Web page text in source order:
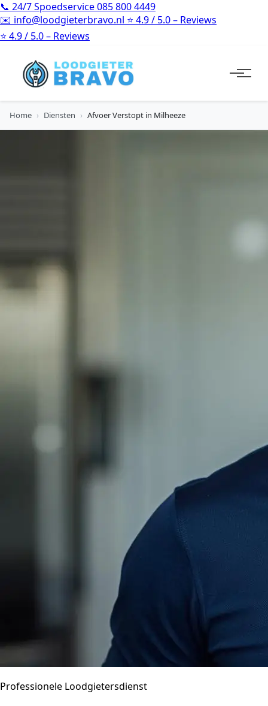
📞 24/7 Spoedservice085 800 4449
✉️ info@loodgieterbravo.nl ⭐ 4.9 / 5.0 – Reviews
⭐ 4.9 / 5.0 – Reviews
Home › Diensten › Afvoer Verstopt in Milheeze
Professionele Loodgietersdienst